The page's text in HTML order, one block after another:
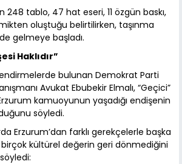
248 tablo, 47 hat eseri, 11 özgün baskı,
oluştuğu belirtilirken, taşınma
gelmeye başladı.
Haklıdır”
bulunan Demokrat Parti
Avukat Ebubekir Elmalı, “Geçici”
kamuoyunun yaşadığı endişenin
söyledi.
Erzurum’dan farklı gerekçelerle başka
kültürel değerin geri dönmediğini